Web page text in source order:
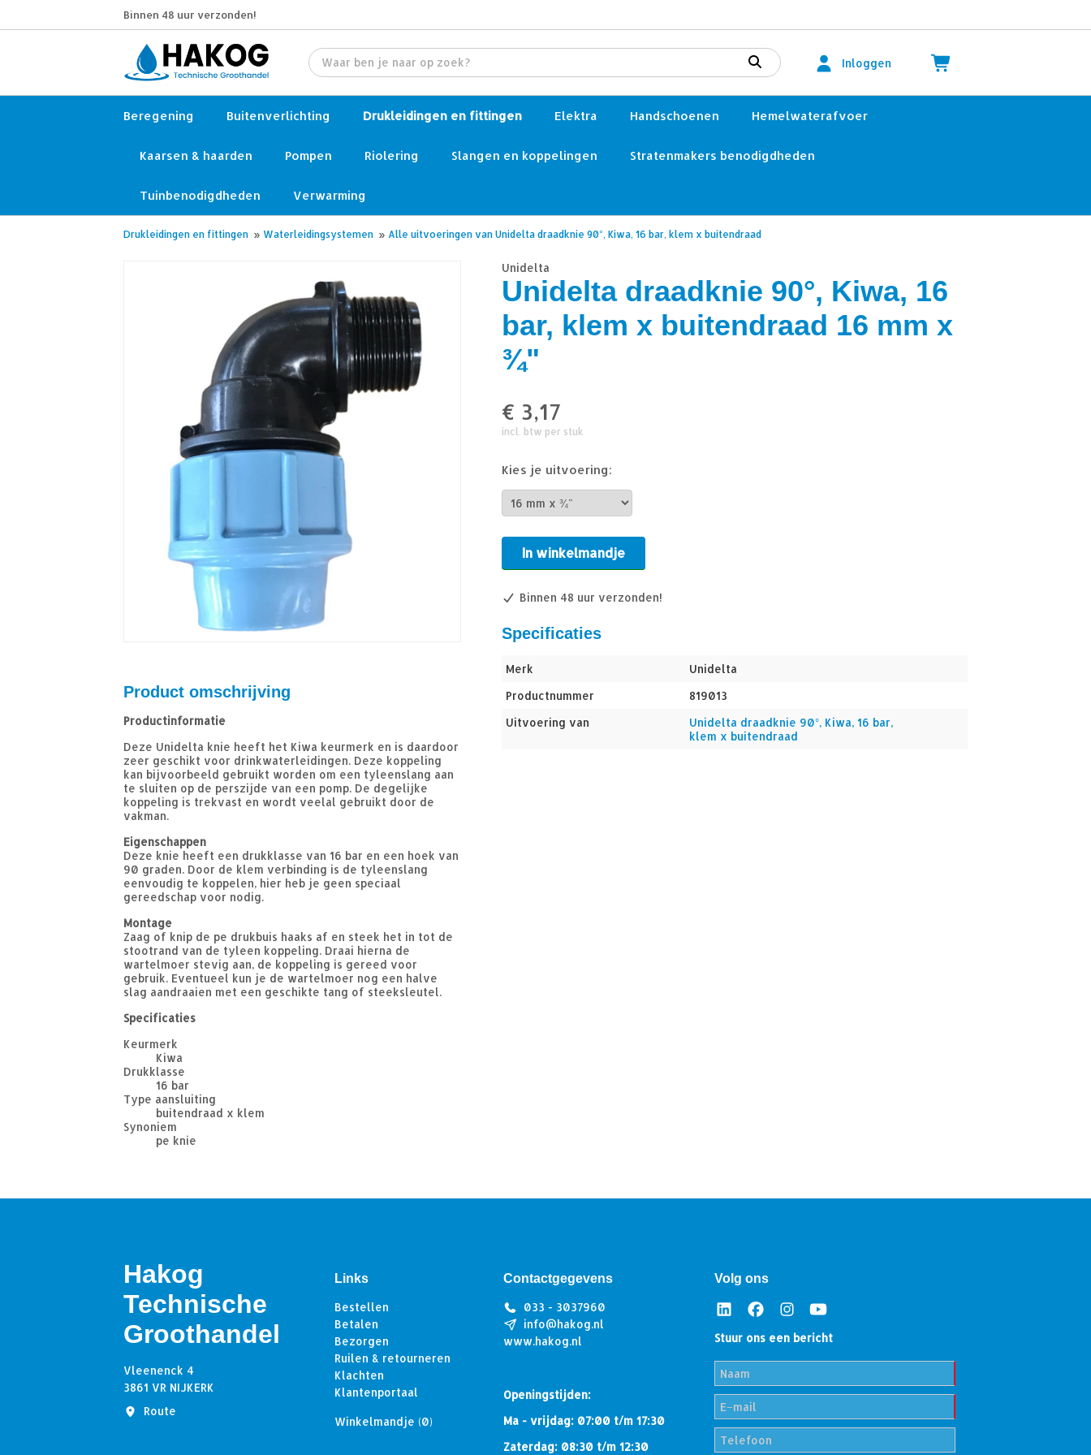
Binnen 48 uur verzonden!
Inloggen
Beregening Buitenverlichting Drukleidingen en fittingen Elektra Handschoenen Hemelwaterafvoer
Kaarsen & haarden Pompen Riolering Slangen en koppelingen Stratenmakers benodigdheden
Tuinbenodigdheden Verwarming
Drukleidingen en fittingen » Waterleidingsystemen » Alle uitvoeringen van Unidelta draadknie 90°, Kiwa, 16 bar, klem x buitendraad
Product omschrijving
Productinformatie
Deze Unidelta knie heeft het Kiwa keurmerk en is daardoor
zeer geschikt voor drinkwaterleidingen. Deze koppeling
kan bijvoorbeeld gebruikt worden om een tyleenslang aan
te sluiten op de perszijde van een pomp. De degelijke
koppeling is trekvast en wordt veelal gebruikt door de
vakman.
Eigenschappen
Deze knie heeft een drukklasse van 16 bar en een hoek van
90 graden. Door de klem verbinding is de tyleenslang
eenvoudig te koppelen, hier heb je geen speciaal
gereedschap voor nodig.
Montage
Zaag of knip de pe drukbuis haaks af en steek het in tot de
stootrand van de tyleen koppeling. Draai hierna de
wartelmoer stevig aan, de koppeling is gereed voor
gebruik. Eventueel kun je de wartelmoer nog een halve
slag aandraaien met een geschikte tang of steeksleutel.
Specificaties
Keurmerk
Kiwa
Drukklasse
16 bar
Type aansluiting
buitendraad x klem
Synoniem
pe knie
Unidelta
Unidelta draadknie 90°, Kiwa, 16
bar, klem x buitendraad 16 mm x
¾"
€ 3,17
incl. btw per stuk
Kies je uitvoering:
In winkelmandje
Binnen 48 uur verzonden!
Specificaties
Merk
Unidelta
Productnummer
819013
Uitvoering van
Unidelta draadknie 90°, Kiwa, 16 bar,
klem x buitendraad
Hakog
Technische
Groothandel
Vleenenck 4
3861 VR NIJKERK
Route
Links
Bestellen
Betalen
Bezorgen
Ruilen & retourneren
Klachten
Klantenportaal
Winkelmandje (0)
Contactgegevens
033 - 3037960
info@hakog.nl
www.hakog.nl
Openingstijden:
Ma - vrijdag: 07:00 t/m 17:30
Zaterdag: 08:30 t/m 12:30
Volg ons
Stuur ons een bericht